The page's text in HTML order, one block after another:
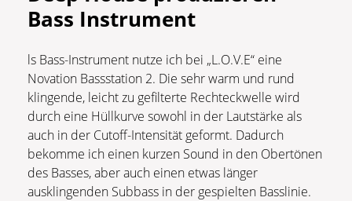
Bass Instrument
ls Bass-Instrument nutze ich bei „L.O.V.E“ eine
Novation Bassstation 2. Die sehr warm und rund
klingende, leicht zu gefilterte Rechteckwelle wird
durch eine Hüllkurve sowohl in der Lautstärke als
auch in der Cutoff-Intensität geformt. Dadurch
bekomme ich einen kurzen Sound in den Obertönen
des Basses, aber auch einen etwas länger
ausklingenden Subbass in der gespielten Basslinie.